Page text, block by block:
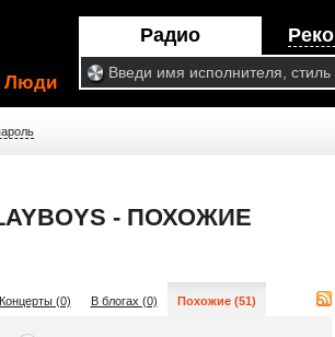
Радио
Люди
- ПОХОЖИЕ
Концерты (0) В блогах (0) Похожие (51)